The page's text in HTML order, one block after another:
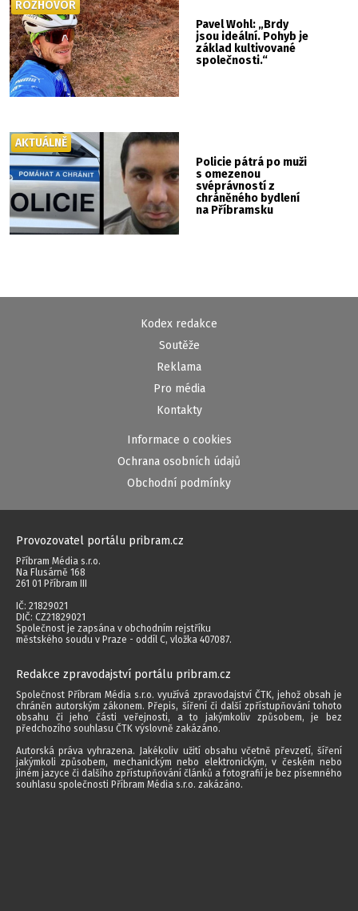
Pavel Wohl: „Brdy
jsou ideální. Pohyb je
základ kultivované
společnosti.“
ROZHOVOR
Policie pátrá po muži
s omezenou
svéprávností z
chráněného bydlení
na Příbramsku
AKTUÁLNĚ
Kodex redakce
Soutěže
Reklama
Pro média
Kontakty
Informace o cookies
Ochrana osobních údajů
Obchodní podmínky
Provozovatel portálu pribram.cz
Příbram Média s.r.o.
Na Flusárně 168
261 01 Příbram III
IČ: 21829021
DIČ: CZ21829021
Společnost je zapsána v obchodním rejstříku
městského soudu v Praze - oddíl C, vložka 407087.
Redakce zpravodajství portálu pribram.cz
Společnost Příbram Média s.r.o. využívá zpravodajství ČTK, jehož obsah je
chráněn autorským zákonem. Přepis, šíření či další zpřístupňování tohoto
obsahu či jeho části veřejnosti, a to jakýmkoliv způsobem, je bez
předchozího souhlasu ČTK výslovně zakázáno.
Autorská práva vyhrazena. Jakékoliv užití obsahu včetně převzetí, šíření
jakýmkoli způsobem, mechanickým nebo elektronickým, v českém nebo
jiném jazyce či dalšího zpřístupňování článků a fotografií je bez písemného
souhlasu společnosti Příbram Média s.r.o. zakázáno.